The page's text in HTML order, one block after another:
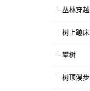
丛林穿越
树上蹦床
攀树
树顶漫步